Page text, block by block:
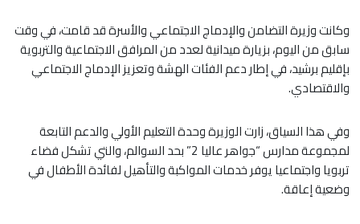
وكانت وزيرة التضامن والإدماج الاجتماعي والأسرة قد قامت، في وقت
سابق من اليوم، بزيارة ميدانية لعدد من المرافق الاجتماعية والتربوية
بإقليم برشيد، في إطار دعم الفئات الهشة وتعزيز الإدماج الاجتماعي
والاقتصادي.
وفي هذا السياق، زارت الوزيرة وحدة التعليم الأولي والدعم التابعة
لمجموعة مدارس “جواهر عاليا 2” بحد السوالم، والتي تشكل فضاء
تربويا واجتماعيا يوفر خدمات المواكبة والتأهيل لفائدة الأطفال في
وضعية إعاقة.